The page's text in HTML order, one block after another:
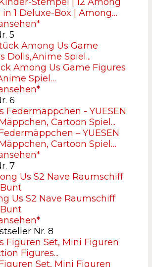
1 Deluxe-Box | Among…
5
Among Us Game Figures
Spiel…
6
– YUESEN
Cartoon Spiel…
7
Us S2 Nave Raumschiff
Bunt
Nr. 8
Set, Mini Figuren